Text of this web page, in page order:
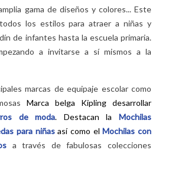
gama de diseños y colores... Este
los estilos para atraer a niñas y
de infantes hasta la escuela primaria.
a invitarse a sí mismos a la
marcas de equipaje escolar como
Marca belga Kipling desarrollar
de moda. Destacan laMochilas
para niñasasí como elMochilas con
a través de fabulosas colecciones